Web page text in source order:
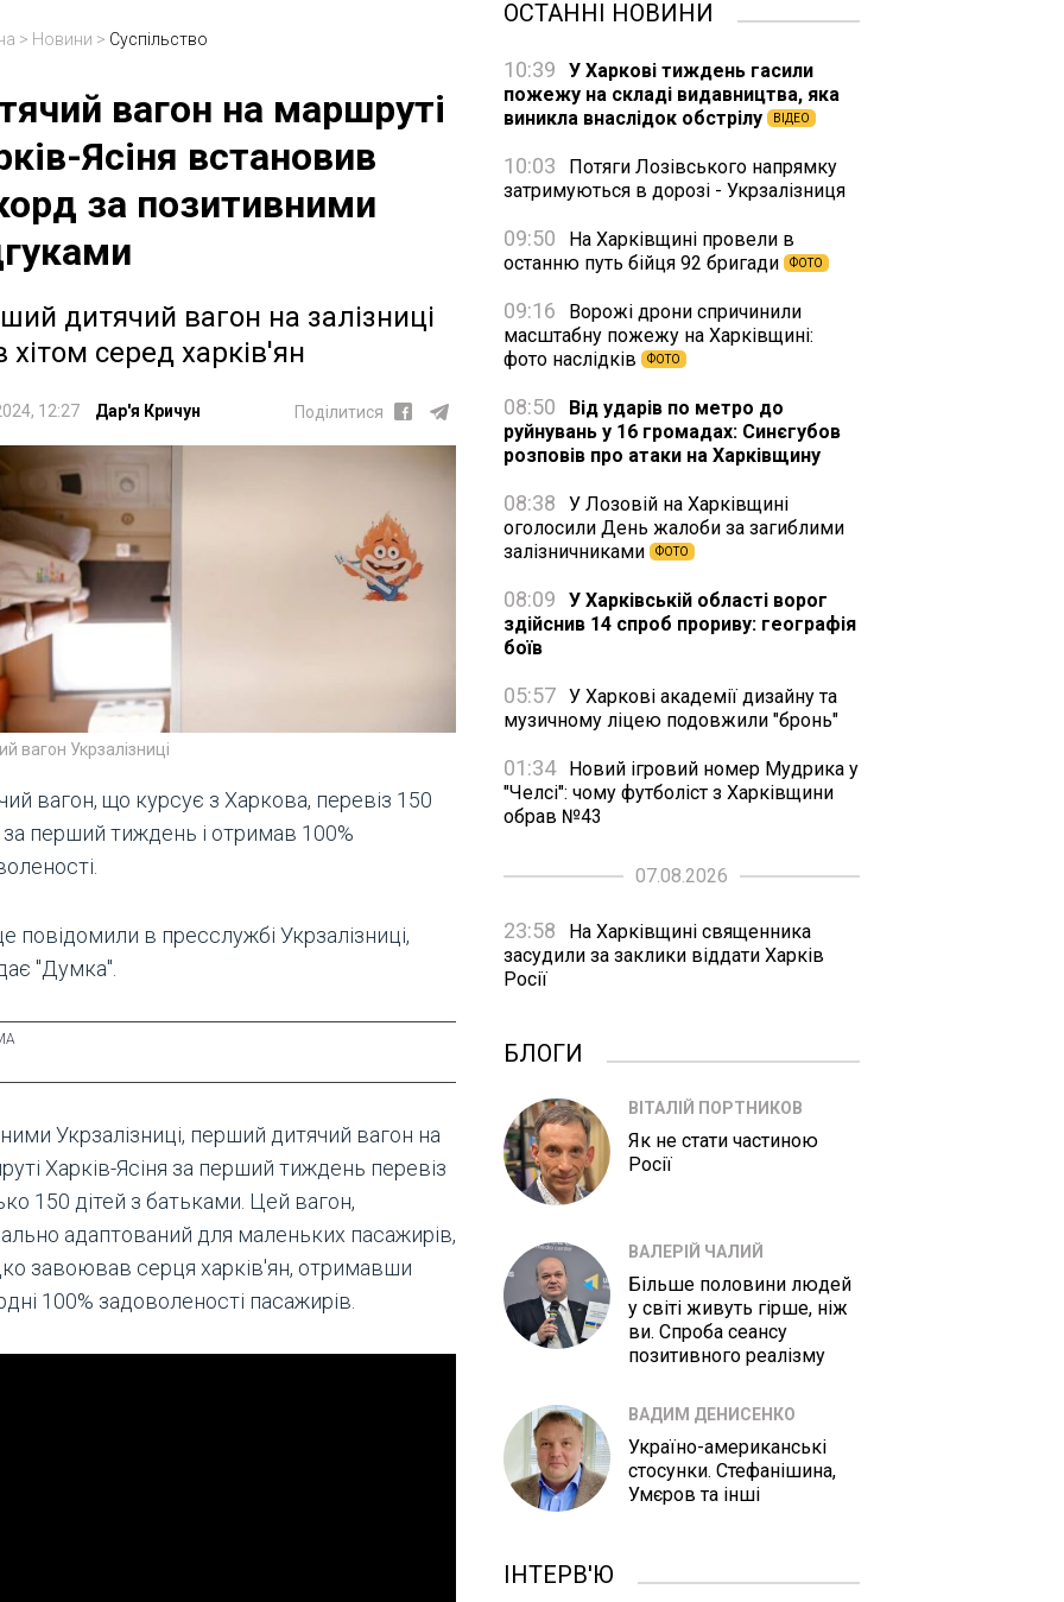
> Новини > Суспільство
вагон на маршруті
Ясіня встановив
за позитивними
дитячий вагон на залізниці
хітом серед харків'ян
12:27 Дар'я Кричун Поділитися
вагон Укрзалізниці
вагон, що курсує з Харкова, перевіз 150
за перший тиждень і отримав 100%
повідомили в пресслужбі Укрзалізниці,
"Думка".
Укрзалізниці, перший дитячий вагон на
Харків-Ясіня за перший тиждень перевіз
150 дітей з батьками. Цей вагон,
адаптований для маленьких пасажирів,
завоював серця харків'ян, отримавши
100% задоволеності пасажирів.
ОСТАННІ НОВИНИ
10:39
У Харкові тиждень гасили
пожежу на складі видавництва, яка
виникла внаслідок обстрілу
ВІДЕО
10:03
Потяги Лозівського напрямку
затримуються в дорозі - Укрзалізниця
09:50
На Харківщині провели в
останню путь бійця 92 бригади
ФОТО
09:16
Ворожі дрони спричинили
масштабну пожежу на Харківщині:
фото наслідків
ФОТО
08:50
Від ударів по метро до
руйнувань у 16 громадах: Синєгубов
розповів про атаки на Харківщину
08:38
У Лозовій на Харківщині
оголосили День жалоби за загиблими
залізничниками
ФОТО
08:09
У Харківській області ворог
здійснив 14 спроб прориву: географія
боїв
05:57 У Харкові академії дизайну та
музичному ліцею подовжили "бронь"
01:34
Новий ігровий номер Мудрика у
"Челсі": чому футболіст з Харківщини
обрав №43
07.08.2026
23:58
На Харківщині священника
засудили за заклики віддати Харків
Росії
БЛОГИ
ВІТАЛІЙ ПОРТНИКОВ
Як не стати частиною
Росії
ВАЛЕРІЙ ЧАЛИЙ
Більше половини людей
у світі живуть гірше, ніж
ви. Спроба сеансу
позитивного реалізму
ВАДИМ ДЕНИСЕНКО
Україно-американські
стосунки. Стефанішина,
Умєров та інші
ІНТЕРВ'Ю